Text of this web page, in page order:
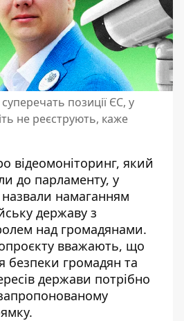
позиції ЄС, у
не реєструють, каже
відеомоніторинг, який
до парламенту, у
намаганням
державу з
над громадянами.
вважають, що
безпеки громадян та
держави потрібно